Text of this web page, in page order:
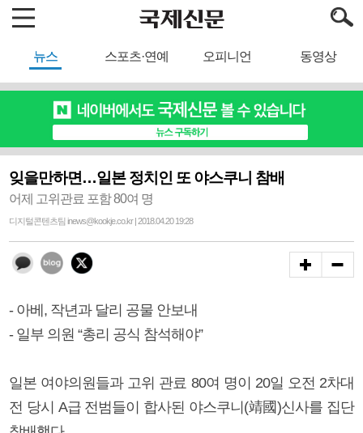
뉴스 스포츠·연예 오피니언 동영상
잊을만하면…일본 정치인 또 야스쿠니 참배
어제 고위관료 포함 80여 명
디지털콘텐츠팀 inews@kookje.co.kr | 2018.04.20 19:28
- 아베, 작년과 달리 공물 안보내
- 일부 의원 “총리 공식 참석해야”
일본 여야의원들과 고위 관료 80여 명이 20일 오전 2차대
전 당시 A급 전범들이 합사된 야스쿠니(靖國)신사를 집단